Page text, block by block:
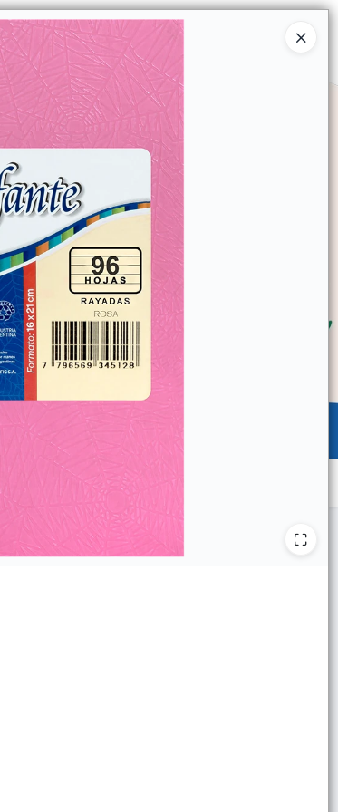
Ingresar a la Tienda
TIENDA MINORISTA CONTACTO